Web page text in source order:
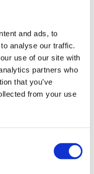
and ads, to
analyse our traffic.
use of our site with
partners who
that you’ve
from your use
von
wir den